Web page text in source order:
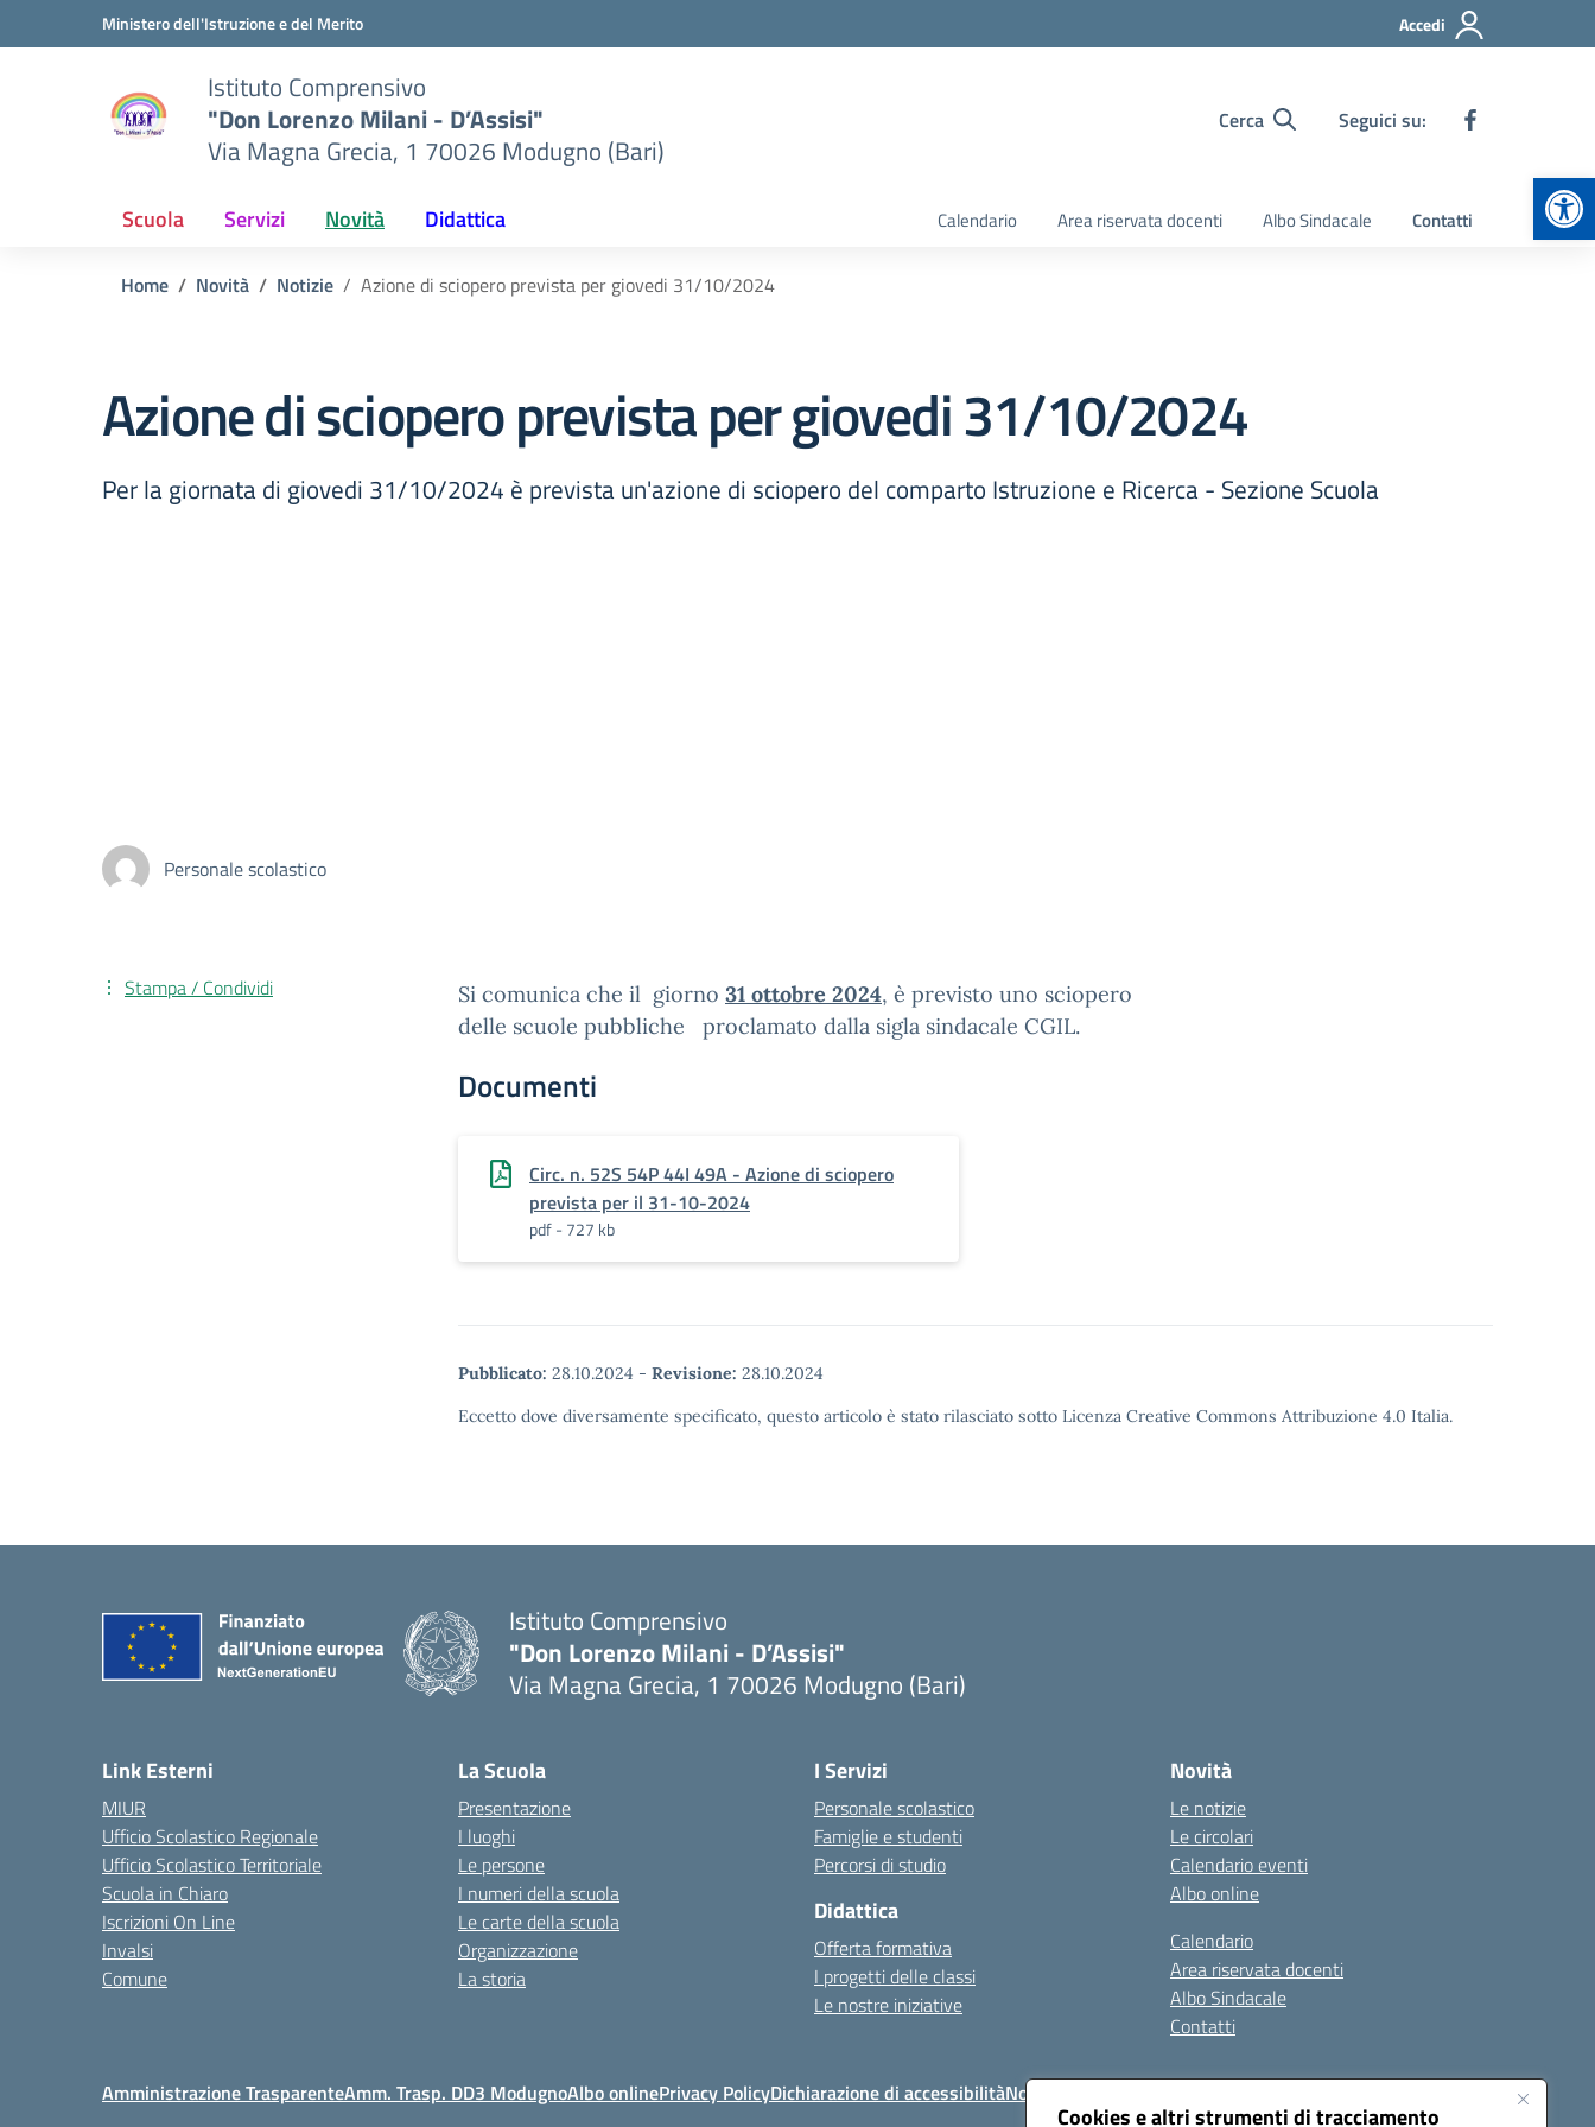
Cookies e altri strumenti di tracciamento
Vai ai contenuti
Vai al menu di navigazioneMinistero dell'Istruzione e del Merito Accedi
Istituto Comprensivo
"Don Lorenzo Milani - D’Assisi"
Via Magna Grecia, 1 70026 Modugno (Bari)
Cerca Seguici su:
Scuola Servizi Novità Didattica Calendario Area riservata docenti Albo Sindacale Contatti
Home Novità Notizie Azione di sciopero prevista per giovedi 31/10/2024
Azione di sciopero prevista per giovedi 31/10/2024
Per la giornata di giovedi 31/10/2024 è prevista un'azione di sciopero del comparto Istruzione e Ricerca - Sezione Scuola
Personale scolastico
Si comunica che il giorno 31 ottobre 2024, è previsto uno sciopero
delle scuole pubbliche proclamato dalla sigla sindacale CGIL.
Documenti
Circ. n. 52S 54P 44I 49A - Azione di sciopero
prevista per il 31-10-2024
pdf - 727 kb
Pubblicato: 28.10.2024 - Revisione: 28.10.2024
Eccetto dove diversamente specificato, questo articolo è stato rilasciato sotto Licenza Creative Commons Attribuzione 4.0 Italia.
Stampa / Condividi
Istituto Comprensivo
"Don Lorenzo Milani - D’Assisi"
Via Magna Grecia, 1 70026 Modugno (Bari)
Link Esterni
MIUR
Ufficio Scolastico Regionale
Ufficio Scolastico Territoriale
Scuola in Chiaro
Iscrizioni On Line
Invalsi
Comune
La Scuola
Presentazione
I luoghi
Le persone
I numeri della scuola
Le carte della scuola
Organizzazione
La storia
I Servizi
Personale scolastico
Famiglie e studenti
Percorsi di studio
Didattica
Offerta formativa
I progetti delle classi
Le nostre iniziative
Novità
Le notizie
Le circolari
Calendario eventi
Albo online
Calendario
Area riservata docenti
Albo Sindacale
Contatti
Amministrazione TrasparenteAmm. Trasp. DD3 ModugnoAlbo onlinePrivacy PolicyDichiarazione di accessibilitàNote legali Seguici su: